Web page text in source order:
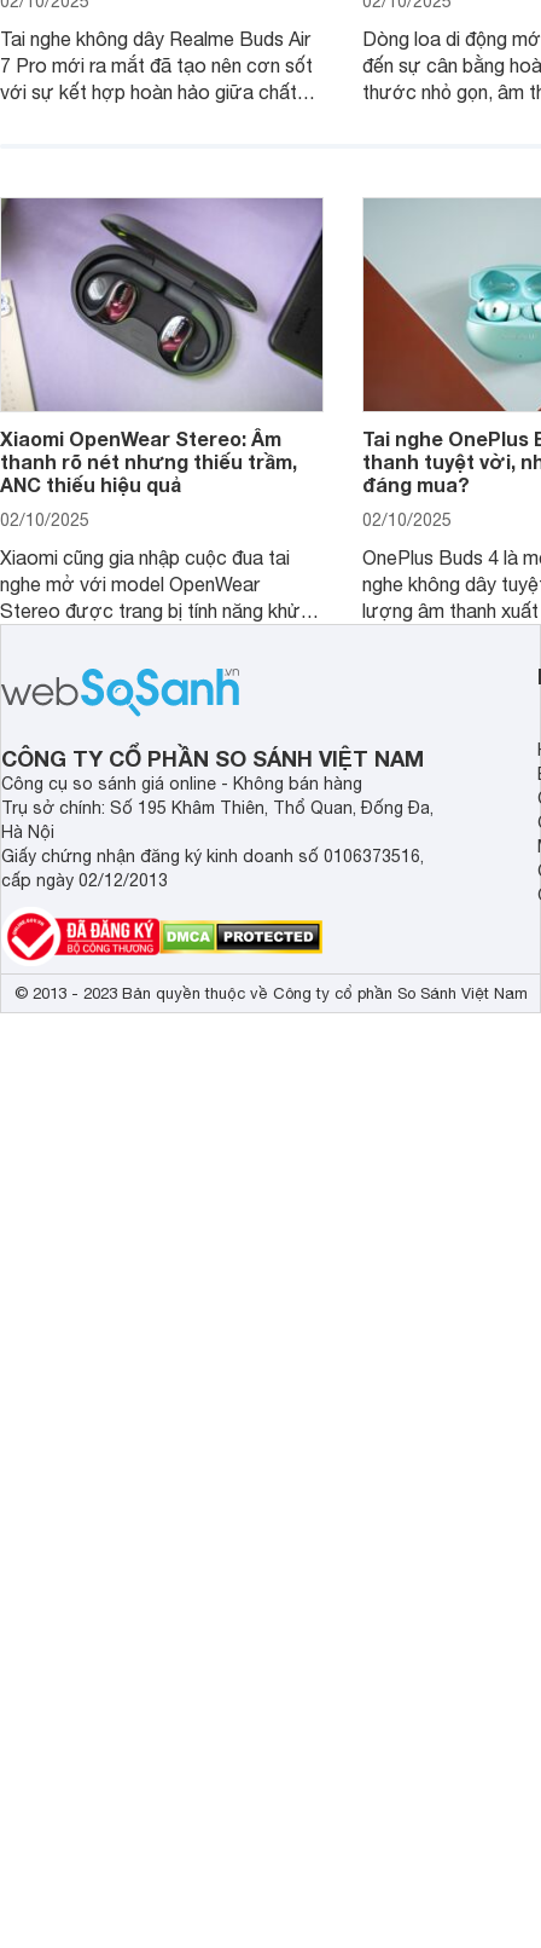
Tai nghe không dây Realme Buds Air
7 Pro mới ra mắt đã tạo nên cơn sốt
với sự kết hợp hoàn hảo giữa chất
Dòng loa di động
đến sự cân bằng
thước nhỏ gọn, âm
Xiaomi OpenWear Stereo: Âm
thanh rõ nét nhưng thiếu trầm,
ANC thiếu hiệu quả
02/10/2025
Xiaomi cũng gia nhập cuộc đua tai
nghe mở với model OpenWear
Stereo được trang bị tính năng khử
chất lượng âm thanh và hiệu quả khử
ồn của chiếc tai nghe Xiaomi này có
đủ sức thuyết phục người dùng?
Tai nghe OnePlus
thanh tuyệt vời,
đáng mua?
02/10/2025
OnePlus Buds 4 là
nghe không dây
lượng âm thanh
khử tiếng ồn ấn
tiến. Tuy nhiên,
CÔNG TY CỔ PHẦN SO SÁNH VIỆT NAM
Công cụ so sánh giá online - Không bán hàng
Trụ sở chính: Số 195 Khâm Thiên, Thổ Quan, Đống Đa,
Hà Nội
Giấy chứng nhận đăng ký kinh doanh số 0106373516,
cấp ngày 02/12/2013
© 2013 - 2023 Bản quyền thuộc về Công ty cổ phần So Sánh Việt Nam